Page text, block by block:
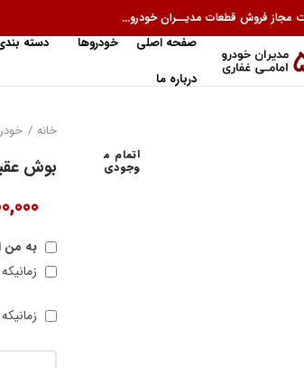
مجاز فروش قطعات مدیــران خودرو...
صفحه اصلی
خودروها
دسته
درباره ما
اتمام م
وجودی
خانه
بوش عقبی
به من